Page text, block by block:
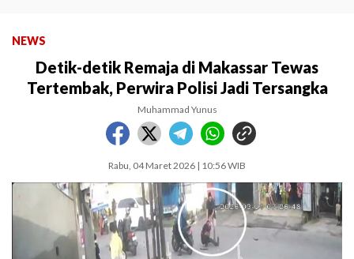
NEWS
Detik-detik Remaja di Makassar Tewas
Tertembak, Perwira Polisi Jadi Tersangka
Muhammad Yunus
Rabu, 04 Maret 2026 | 10:56 WIB